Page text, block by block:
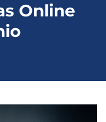
Online